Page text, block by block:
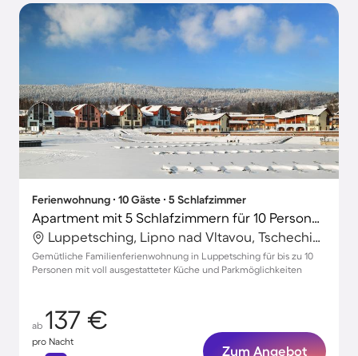
Ferienwohnung ∙ 10 Gäste ∙ 5 Schlafzimmer
Apartment mit 5 Schlafzimmern für 10 Personen
Luppetsching, Lipno nad Vltavou, Tschechische Republik
Gemütliche Familienferienwohnung in Luppetsching für bis zu 10
Personen mit voll ausgestatteter Küche und Parkmöglichkeiten
ab 137 €
pro Nacht
Zum Angebot